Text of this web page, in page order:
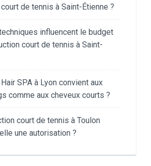
de tennis à Saint-Étienne ?
influencent le budget
court de tennis à Saint-
Hair SPA à Lyon convient aux
comme aux cheveux courts ?
court de tennis à Toulon
une autorisation ?